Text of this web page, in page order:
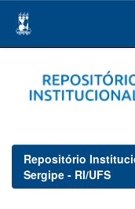
navigation
Repositório
Sergipe - RI/UFS